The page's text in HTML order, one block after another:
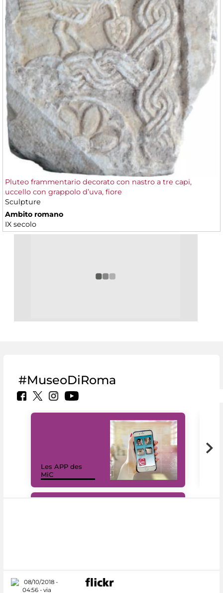
Pluteo frammentario decorato con nastro a tre capi,
uccello con grappolo d’uva, fiore
Sculpture
Ambito romano
IX secolo
#MuseoDiRoma
Les APP des
MiC